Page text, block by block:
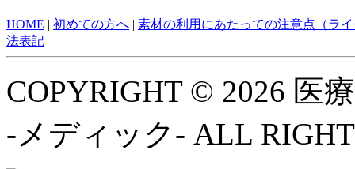
HOME | 初めての方へ | 素材の利用にあたっての注意点（ラ
法表記
COPYRIGHT © 2026 医
-メディック- ALL RIGHT